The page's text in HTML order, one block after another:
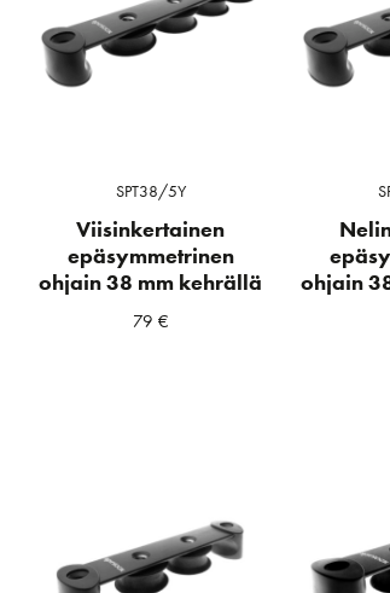
SPT38/5Y
Viisinkertainen
epäsymmetrinen
ohjain 38 mm kehrällä
79 €
ohjain